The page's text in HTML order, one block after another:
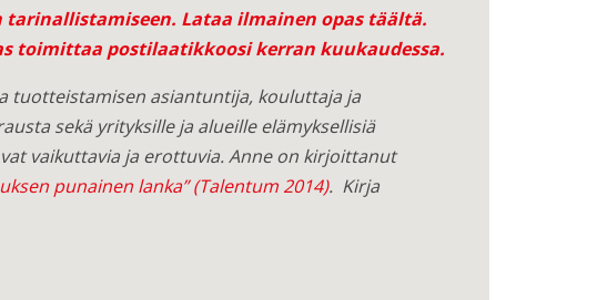
tarinallistamiseen. Lataa ilmainen opas täältä.
toimittaa postilaatikkoosi kerran kuukaudessa.
tuotteistamisen asiantuntija, kouluttaja ja
sekä yrityksille ja alueille elämyksellisiä
vaikuttavia ja erottuvia. Anne on kirjoittanut
punainen lanka” (Talentum 2014). Kirja